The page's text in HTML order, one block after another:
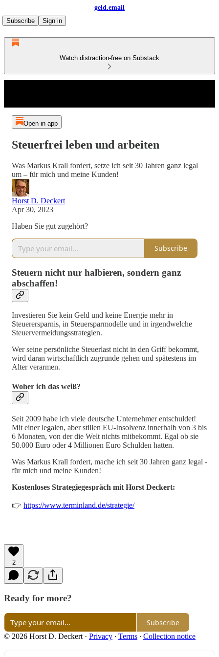
geld.email
Subscribe
Sign in
Watch distraction-free on Substack
Open in app
Steuerfrei leben und arbeiten
Was Markus Krall fordert, setze ich seit 30 Jahren ganz legal
um – für mich und meine Kunden!
Horst D. Deckert
Apr 30, 2023
Haben Sie gut zugehört?
Subscribe
Steuern nicht nur halbieren, sondern ganz
abschaffen!
Investieren Sie kein Geld und keine Energie mehr in
Steuerersparnis, in Steuersparmodelle und in irgendwelche
Steuervermeidungsstrategien.
Wer seine persönliche Steuerlast nicht in den Griff bekommt,
wird daran wirtschaftlich zugrunde gehen und spätestens im
Alter verarmen.
Woher ich das weiß?
Seit 2009 habe ich viele deutsche Unternehmer entschuldet!
Mit einer legalen, aber stillen EU-Insolvenz innerhalb von 3 bis
6 Monaten, von der die Welt nichts mitbekommt. Egal ob sie
50.000 Euro oder 4 Millionen Euro Schulden hatten.
Was Markus Krall fordert, mache ich seit 30 Jahren ganz legal -
für mich und meine Kunden!
Kostenloses Strategiegespräch mit Horst Deckert:
👉 https://www.terminland.de/strategie/
2
Ready for more?
Subscribe
© 2026 Horst D. Deckert · Privacy ∙ Terms ∙ Collection notice